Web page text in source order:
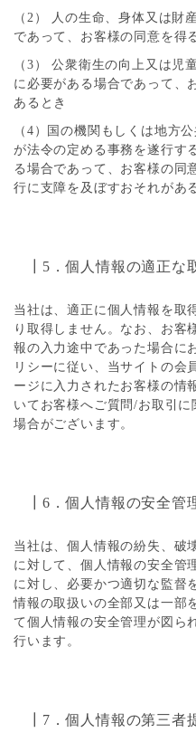
（2） 人の生命、身体又は財
であって、お客様の同意を得
（3） 公衆衛生の向上又は児
に必要がある場合であって、
あるとき
（4）国の機関もしくは地方
が法令の定める事務を遂行す
る場合であって、お客様の同
行に支障を及ぼすおそれがあ
┃5．個人情報の適正な
当社は、適正に個人情報を取
り取得しません。なお、お客
報の入力途中であった場合に
リシーに従い、当サイトの会
ージに入力されたお客様の情
いてお客様へご質問/お取引に
場合がございます。
┃6．個人情報の安全管
当社は、個人情報の紛失、破
に対して、個人情報の安全管
に対し、必要かつ適切な監督
情報の取扱いの全部又は一部
て個人情報の安全管理が図ら
行います。
┃7．個人情報の第三者